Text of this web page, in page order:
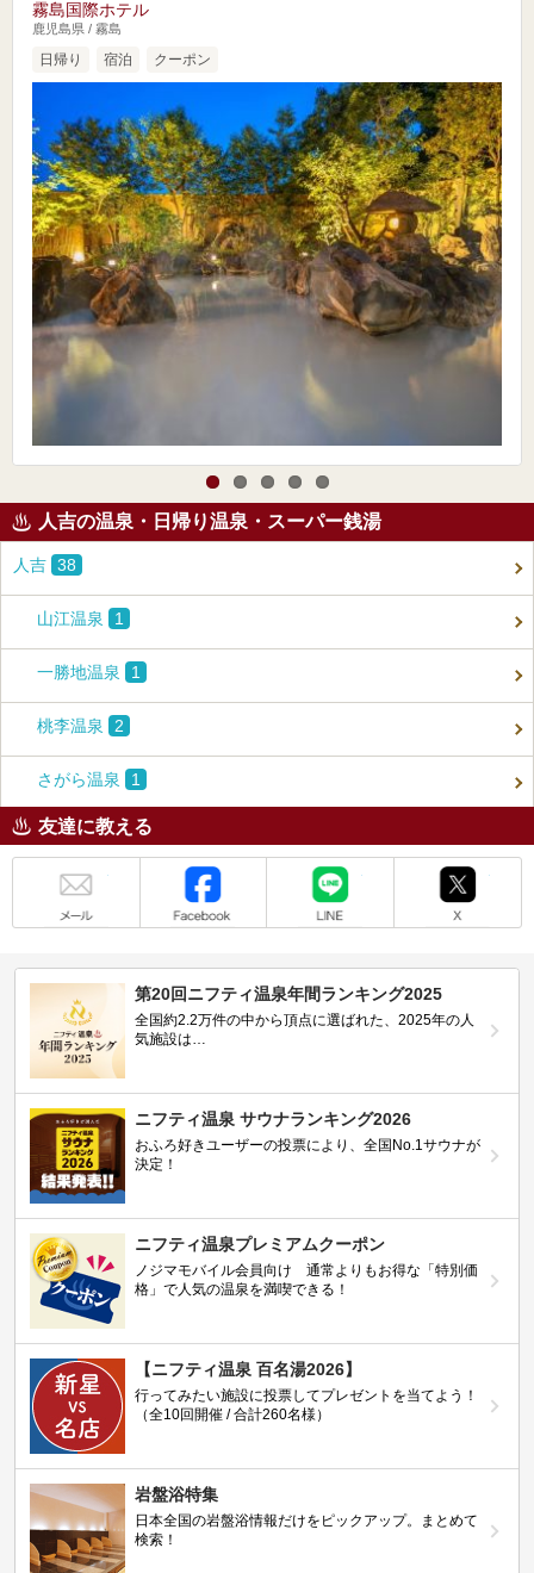
霧島国際ホテル
鹿児島県 / 霧島
日帰り 宿泊 クーポン
人吉の温泉・日帰り温泉・スーパー銭湯
人吉 38
山江温泉 1
一勝地温泉 1
桃李温泉 2
さがら温泉 1
友達に教える
第20回ニフティ温泉年間ランキング2025
全国約2.2万件の中から頂点に選ばれた、2025年の人
気施設は…
ニフティ温泉 サウナランキング2026
おふろ好きユーザーの投票により、全国No.1サウナが
決定！
ニフティ温泉プレミアムクーポン
ノジマモバイル会員向け 通常よりもお得な「特別価
格」で人気の温泉を満喫できる！
【ニフティ温泉 百名湯2026】
行ってみたい施設に投票してプレゼントを当てよう！
（全10回開催 / 合計260名様）
岩盤浴特集
日本全国の岩盤浴情報だけをピックアップ。まとめて
検索！